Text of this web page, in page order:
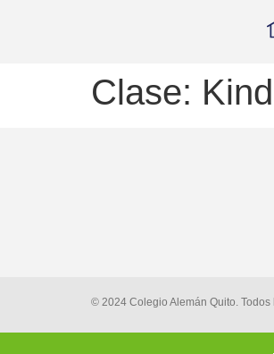
Clase:
© 2024 Colegio Alemán Quito.